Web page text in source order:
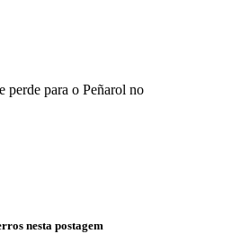
nesta postagem